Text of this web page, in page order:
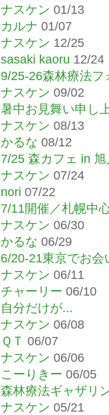
ナスケン 01/13
カルナ 01/07
ナスケン 12/25
sasaki kaoru 12/24
9/25-26森林療法
ナスケン 09/02
暑中お見舞い申し
ナスケン 08/13
かるな 08/12
7/25 森カフェ in
ナスケン 07/24
nori 07/22
7/11開催／札幌中
ナスケン 06/30
かるな 06/29
6/20-21東京でお
ナスケン 06/11
チャーリー 06/10
自分だけが...
ナスケン 06/08
ＱＴ 06/07
ナスケン 06/06
こーりきー 06/05
森林療法ギャザリ
ナスケン 05/21